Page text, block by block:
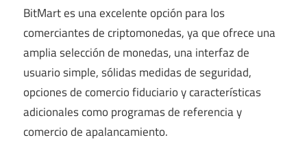
BitMart es una excelente opción para los
comerciantes de criptomonedas, ya que ofrece una
amplia selección de monedas, una interfaz de
usuario simple, sólidas medidas de seguridad,
opciones de comercio fiduciario y características
adicionales como programas de referencia y
comercio de apalancamiento.